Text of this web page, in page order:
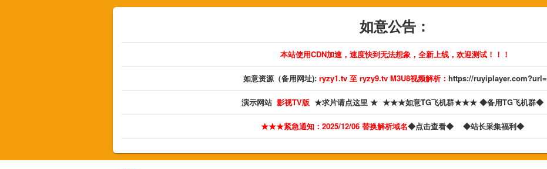
如意公告：
本站使用CDN加速，速度快到无法想象，全新上线，欢迎测试！！！
如意资源（备用网址):ryzy1.tv 至 ryzy9.tv M3U8视频解析： https://ruyiplayer.com?url=
演示网站 影视TV版 ★求片请点这里 ★ ★★★如意TG飞机群★★★ ◆备用TG飞机群◆
★★★紧急通知：2025/12/06 替换解析域名◆点击查看◆ ◆站长采集福利◆